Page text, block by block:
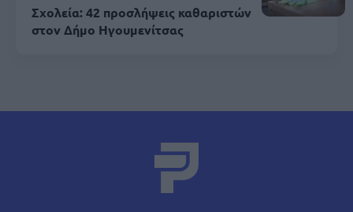
Σχολεία: 42 προσλήψεις καθαριστών
στον Δήμο Ηγουμενίτσας